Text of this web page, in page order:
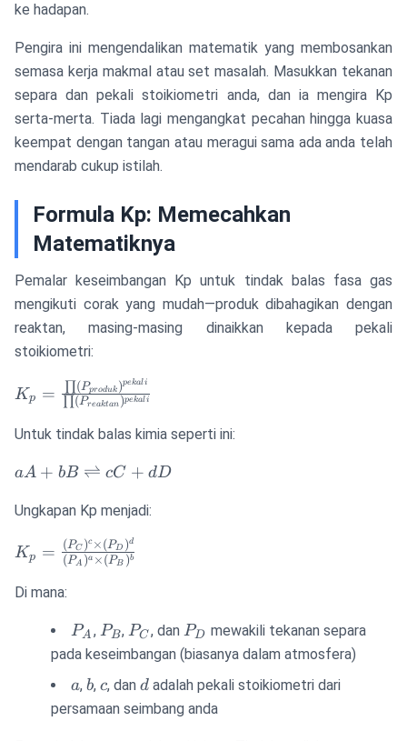
ke hadapan.
Pengira ini mengendalikan matematik yang membosankan
semasa kerja makmal atau set masalah. Masukkan tekanan
separa dan pekali stoikiometri anda, dan ia mengira Kp
serta-merta. Tiada lagi mengangkat pecahan hingga kuasa
keempat dengan tangan atau meragui sama ada anda telah
mendarab cukup istilah.
Formula Kp: Memecahkan
Matematiknya
Pemalar keseimbangan Kp untuk tindak balas fasa gas
mengikuti corak yang mudah—produk dibahagikan dengan
reaktan, masing-masing dinaikkan kepada pekali
stoikiometri:
K_p = \frac{\prod
(P_{produk})^{pekali}}
{\prod
Kp = ∏(Preaktan )pekali
∏(Pproduk )pekali
Untuk tindak balas kimia seperti ini:
aA + bB
cC + dD
aA + bB ⇌ cC + dD
Ungkapan Kp menjadi:
K_p =
\frac{(P_C)^c
\times
{(P_A)^a
\times
Kp = (P A )a ×(PB )b
(PC )c×(PD )d
Di mana:
P_A
PA , P_B
PB,P_C
PC , danP_D
PD mewakili tekanan separa
pada keseimbangan (biasanya dalam atmosfera)
a
a, b
b, c
c, dan d
d adalah pekali stoikiometri dari
persamaan seimbang anda